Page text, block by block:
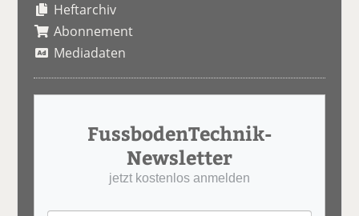
Heftarchiv
Abonnement
Mediadaten
FussbodenTechnik-
Newsletter
jetzt kostenlos anmelden